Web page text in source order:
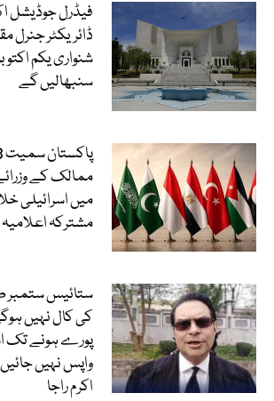
فیڈرل جوڈیشل
ڈائریکٹر جنرل
شنواری یکم
سنبھالیں گے
ممالک کے
میں اسرائیلی
مشترکہ
ستائیس
کی کال نہیں
پورے ہونے تک
واپس نہیں
اکرم راجا